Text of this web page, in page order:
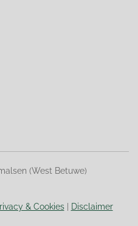
(West Betuwe)
& Cookies| Disclaimer